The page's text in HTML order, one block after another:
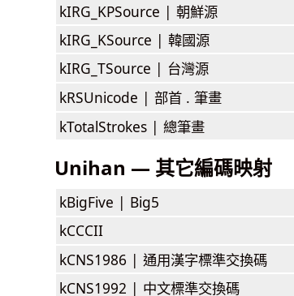
kIRG_KPSource | 朝鮮源
kIRG_KSource | 韓國源
kIRG_TSource | 台灣源
kRSUnicode | 部首 . 筆畫
kTotalStrokes | 總筆畫
Unihan — 其它編碼映射
kBigFive | Big5
kCCCII
kCNS1986 | 通用漢字標準交換碼
kCNS1992 | 中文標準交換碼